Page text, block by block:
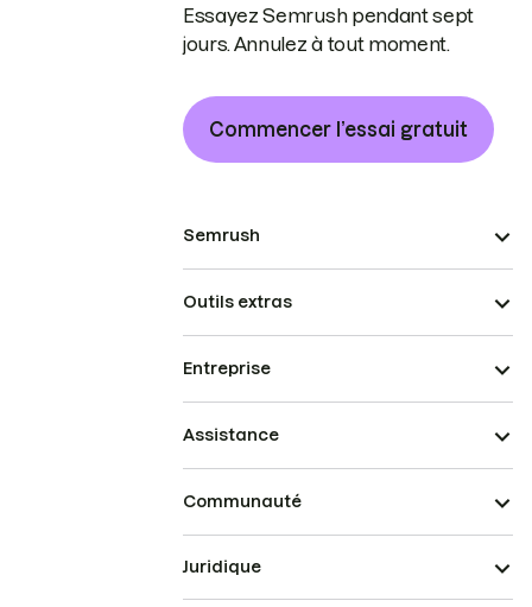
Essayez Semrush pendant sept
jours. Annulez à tout moment.
Commencer l’essai gratuit
Semrush
Outils extras
Entreprise
Assistance
Communauté
Juridique